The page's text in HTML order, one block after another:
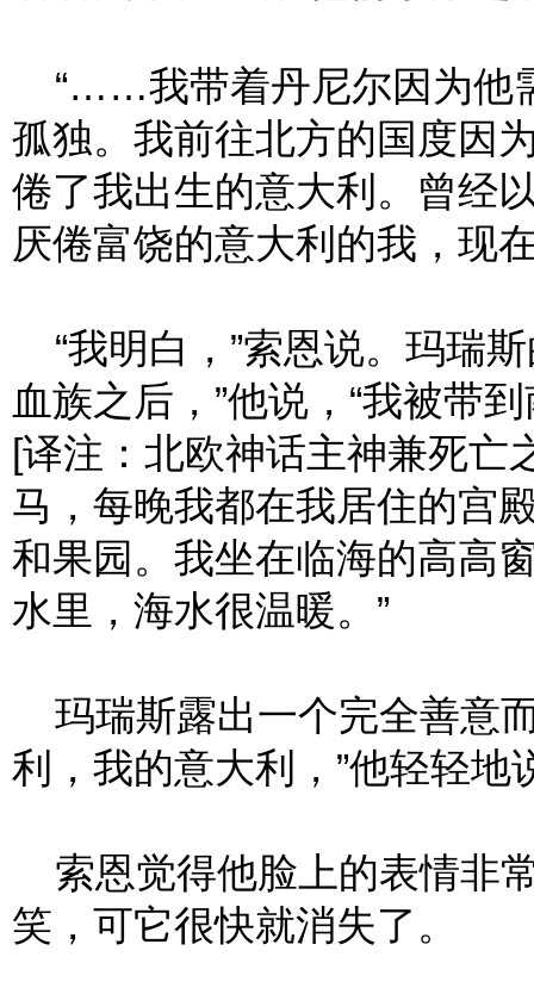
“……我带着丹尼尔因为他
孤独。我前往北方的国度因
倦了我出生的意大利。曾经
厌倦富饶的意大利的我，现
“我明白，”索恩说。玛瑞
血族之后，”他说，“我被带
[译注：北欧神话主神兼死亡
马，每晚我都在我居住的宫
和果园。我坐在临海的高高
水里，海水很温暖。”
玛瑞斯露出一个完全善意
利，我的意大利，”他轻轻地
索恩觉得他脸上的表情非
笑，可它很快就消失了。